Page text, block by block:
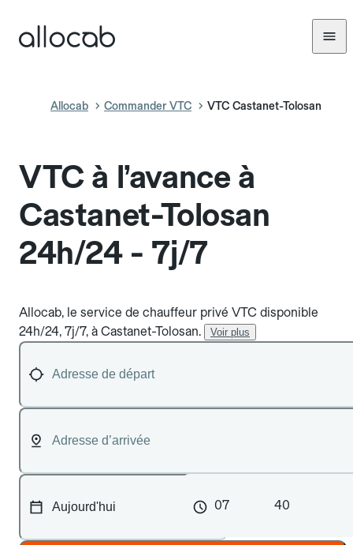
Allocab Commander VTC VTC Castanet-Tolosan
VTC à l’avance à
Castanet-Tolosan
24h/24 - 7j/7
Allocab, le service de chauffeur privé VTC disponible
24h/24, 7j/7, à Castanet-Tolosan.
Voir plus
07 40